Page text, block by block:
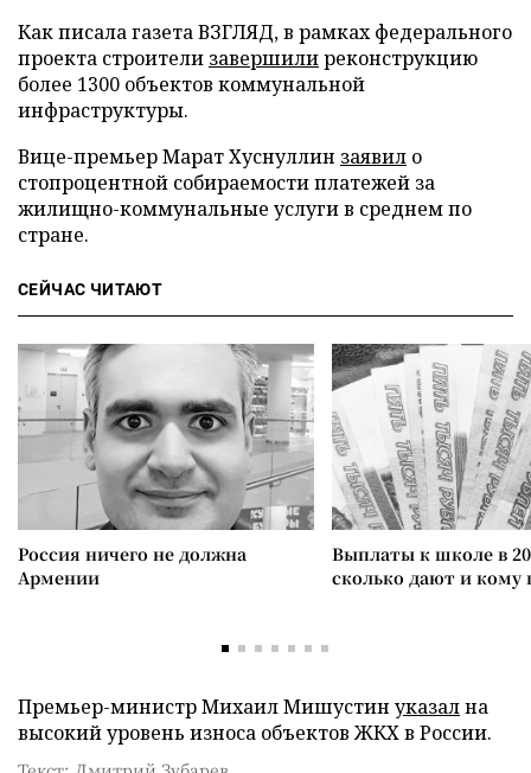
Как писала газета ВЗГЛЯД, в рамках федерального
проекта строители завершилиреконструкцию
более 1300 объектов коммунальной
инфраструктуры.
Вице-премьер Марат Хуснуллин заявил о
стопроцентной собираемости платежей за
жилищно-коммунальные услуги в среднем по
стране.
СЕЙЧАС ЧИТАЮТ
Россия ничего не должна
Армении
Выплаты к школе в
сколько дают и
Премьер-министр Михаил Мишустин указална
высокий уровень износа объектов ЖКХ в России.